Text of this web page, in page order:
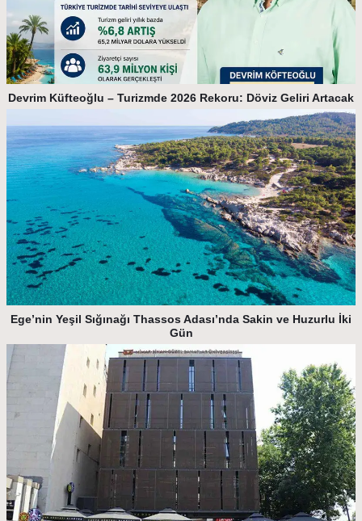
Devrim Küfteoğlu – Turizmde 2026 Rekoru: Döviz Geliri Artacak
Ege’nin Yeşil Sığınağı Thassos Adası’nda Sakin ve Huzurlu İki
Gün